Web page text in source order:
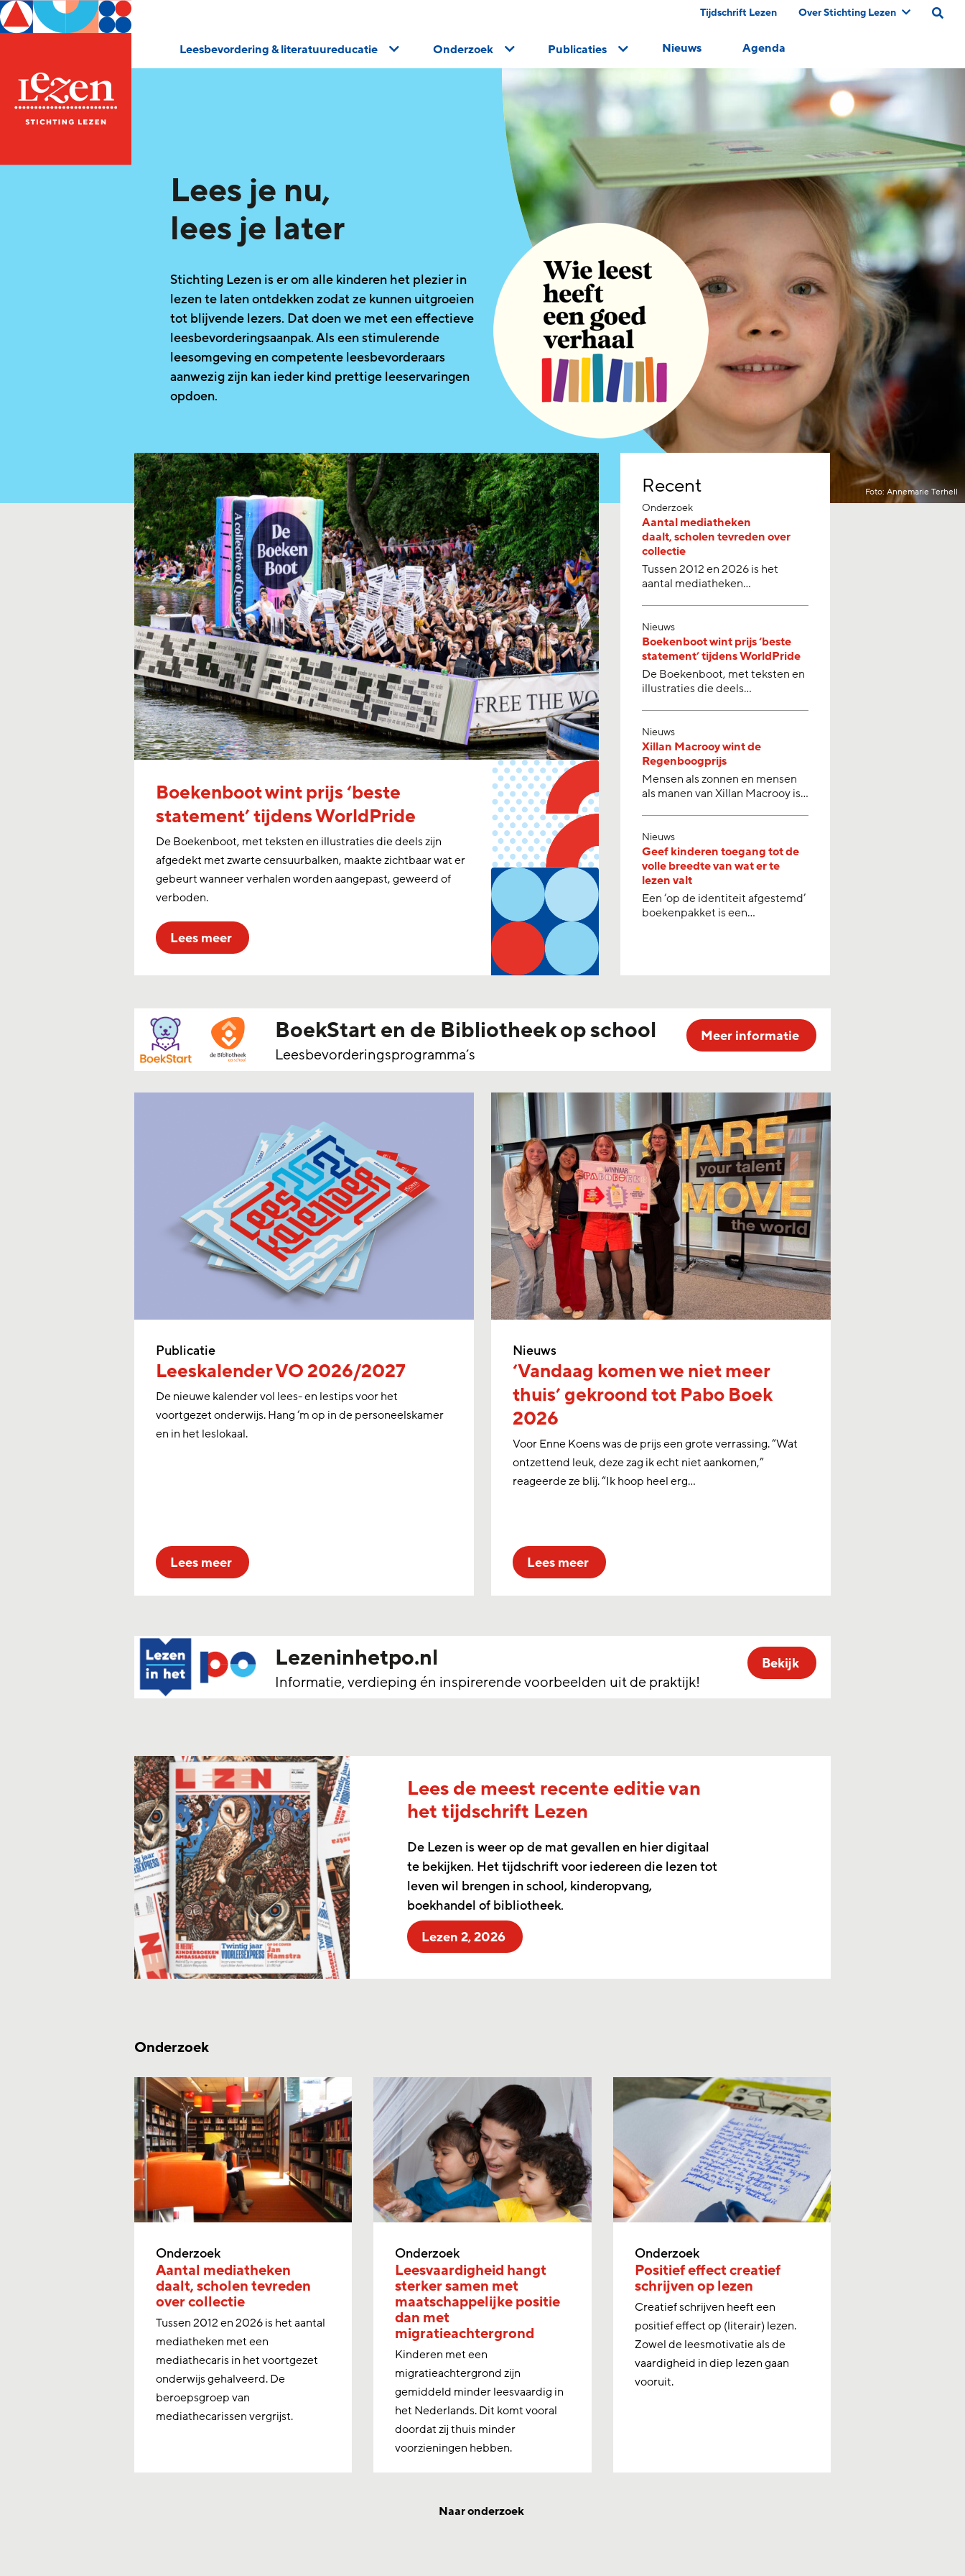
Tijdschrift Lezen Over Stichting Lezen
Leesbevordering & literatuureducatie Onderzoek Publicaties Nieuws Agenda
Foto: Annemarie Terhell
Lees je nu,
lees je later
Stichting Lezen is er om alle kinderen het plezier in
lezen te laten ontdekken zodat ze kunnen uitgroeien
tot blijvende lezers. Dat doen we met een effectieve
leesbevorderingsaanpak. Als een stimulerende
leesomgeving en competente leesbevorderaars
aanwezig zijn kan ieder kind prettige leeservaringen
opdoen.
Boekenboot wint prijs ‘beste
statement’ tijdens WorldPride
De Boekenboot, met teksten en illustraties die deels zijn
afgedekt met zwarte censuurbalken, maakte zichtbaar wat er
gebeurt wanneer verhalen worden aangepast, geweerd of
verboden.
lees meer
Recent
Onderzoek
Aantal mediatheken
daalt, scholen tevreden over
collectie
Tussen 2012 en 2026 is het
aantal mediatheken…
Nieuws
Boekenboot wint prijs ‘beste
statement’ tijdens WorldPride
De Boekenboot, met teksten en
illustraties die deels…
Nieuws
Xillan Macrooy wint de
Regenboogprijs
Mensen als zonnen en mensen
als manen van Xillan Macrooy is…
Nieuws
Geef kinderen toegang tot de
volle breedte van wat er te
lezen valt
Een ‘op de identiteit afgestemd’
boekenpakket is een…
BoekStart en de Bibliotheek op school
Leesbevorderingsprogramma’s
Meer informatie
Publicatie
Leeskalender VO 2026/2027
De nieuwe kalender vol lees- en lestips voor het
voortgezet onderwijs. Hang ‘m op in de personeelskamer
en in het leslokaal.
lees meer
Nieuws
‘Vandaag komen we niet meer
thuis’ gekroond tot Pabo Boek
2026
Voor Enne Koens was de prijs een grote verrassing. “Wat
ontzettend leuk, deze zag ik echt niet aankomen,”
reageerde ze blij. “Ik hoop heel erg…
lees meer
Lezeninhetpo.nl
Informatie, verdieping én inspirerende voorbeelden uit de praktijk!
Bekijk
Lees de meest recente editie van
het tijdschrift Lezen
De Lezen is weer op de mat gevallen en hier digitaal
te bekijken. Het tijdschrift voor iedereen die lezen tot
leven wil brengen in school, kinderopvang,
boekhandel of bibliotheek.
Lezen 2, 2026
Onderzoek
Onderzoek
Aantal mediatheken
daalt, scholen tevreden
over collectie
Tussen 2012 en 2026 is het aantal
mediatheken met een
mediathecaris in het voortgezet
onderwijs gehalveerd. De
beroepsgroep van
mediathecarissen vergrijst.
Onderzoek
Leesvaardigheid hangt
sterker samen met
maatschappelijke positie
dan met
migratieachtergrond
Kinderen met een
migratieachtergrond zijn
gemiddeld minder leesvaardig in
het Nederlands. Dit komt vooral
doordat zij thuis minder
voorzieningen hebben.
Onderzoek
Positief effect creatief
schrijven op lezen
Creatief schrijven heeft een
positief effect op (literair) lezen.
Zowel de leesmotivatie als de
vaardigheid in diep lezen gaan
vooruit.
Naar onderzoek